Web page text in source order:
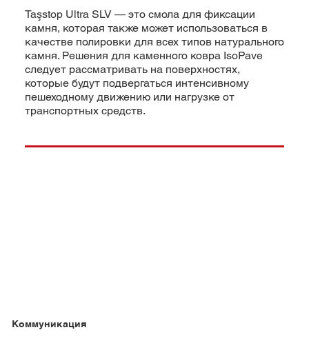
Taşstop Ultra SLV — это смола для фиксации
камня, которая также может использоваться в
качестве полировки для всех типов натурального
камня. Решения для каменного ковра IsoPave
следует рассматривать на поверхностях,
которые будут подвергаться интенсивному
пешеходному движению или нагрузке от
транспортных средств.
Коммуникация